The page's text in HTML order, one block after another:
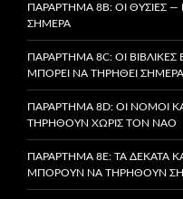
ΠΑΡΆΡΤΗΜΑ 8B: ΟΙ ΘΥΣΊΕΣ
ΣΉΜΕΡΑ
ΠΑΡΆΡΤΗΜΑ 8C: ΟΙ
ΜΠΟΡΕΊ ΝΑ ΤΗΡΗΘΕΊ ΣΉΜΕΡΑ
ΠΑΡΆΡΤΗΜΑ 8D: ΟΙ ΝΌΜΟΙ
ΤΗΡΗΘΟΎΝ ΧΩΡΊΣ ΤΟΝ ΝΑΌ
ΠΑΡΆΡΤΗΜΑ 8E: ΤΑ ΔΈΚΑΤΑ
ΜΠΟΡΟΎΝ ΝΑ ΤΗΡΗΘΟΎΝ